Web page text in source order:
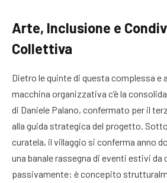
Arte, Inclusione e
Collettiva
Dietro le quinte di questa complessa e
macchina organizzativa c’è la
di Daniele Palano, confermato per il
alla guida strategica del progetto.
curatela, il villaggio si conferma anno
una banale rassegna di eventi estivi da
passivamente: è concepito